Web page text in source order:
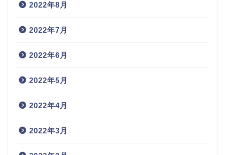
2022年8月
2022年7月
2022年6月
2022年5月
2022年4月
2022年3月